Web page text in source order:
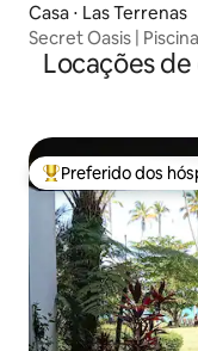
Casa ⋅ Las Terrenas
Secret Oasis |
Locações
Entre os melhores
Preferido dos